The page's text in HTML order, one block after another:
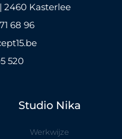
2460 Kasterlee
68 96
520
Studio Nika
Werkwijze